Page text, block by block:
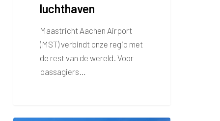
luchthaven
Maastricht Aachen Airport
(MST) verbindt onze regio met
de rest van de wereld. Voor
passagiers…